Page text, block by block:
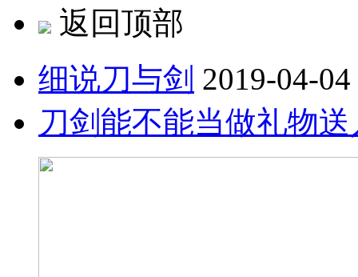
返回顶部
细说刀与剑 2019-04-04
刀剑能不能当做礼物